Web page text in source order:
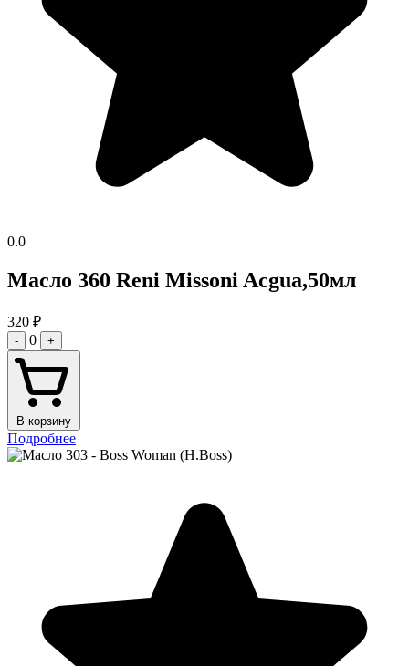
0.0
Масло 360 Reni Missoni Acgua,50мл
320 ₽
- 0 +
В корзину
Подробнее